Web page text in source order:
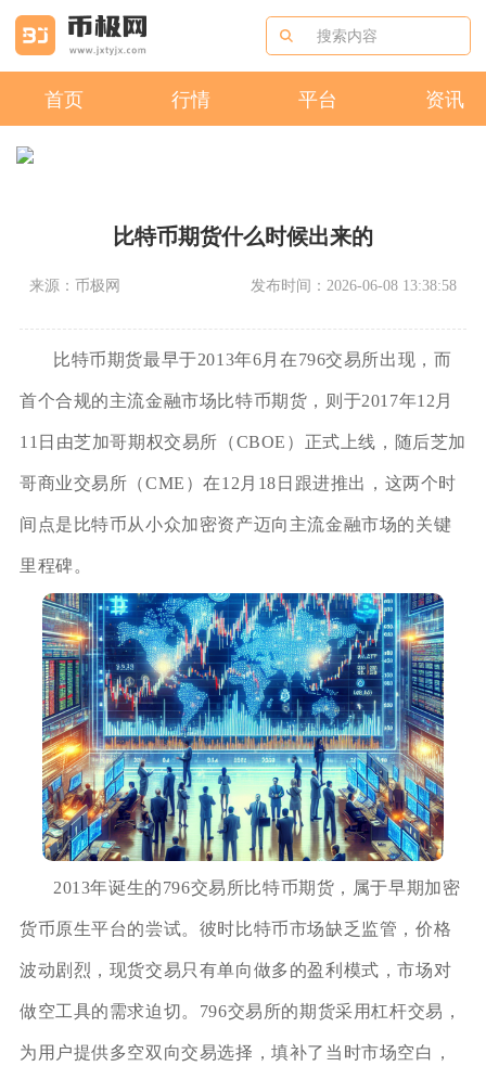
首页 行情 平台 资讯
比特币期货什么时候出来的
来源：币极网 发布时间：2026-06-08 13:38:58
比特币期货最早于2013年6月在796交易所出现，而
首个合规的主流金融市场比特币期货，则于2017年12月
11日由芝加哥期权交易所（CBOE）正式上线，随后芝加
哥商业交易所（CME）在12月18日跟进推出，这两个时
间点是比特币从小众加密资产迈向主流金融市场的关键
里程碑。
2013年诞生的796交易所比特币期货，属于早期加密
货币原生平台的尝试。彼时比特币市场缺乏监管，价格
波动剧烈，现货交易只有单向做多的盈利模式，市场对
做空工具的需求迫切。796交易所的期货采用杠杆交易，
为用户提供多空双向交易选择，填补了当时市场空白，